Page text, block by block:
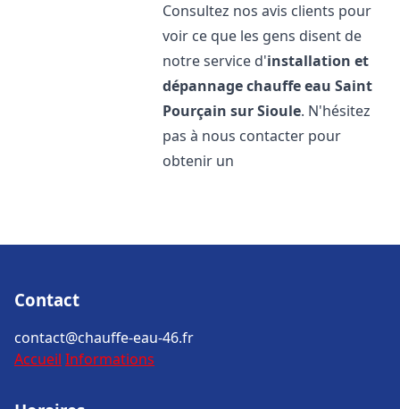
Consultez nos avis clients pour
voir ce que les gens disent de
notre service d'installation et
dépannage chauffe eau Saint
Pourçain sur Sioule. N'hésitez
pas à nous contacter pour
obtenir un
Contact
contact@chauffe-eau-46.fr
Accueil Informations